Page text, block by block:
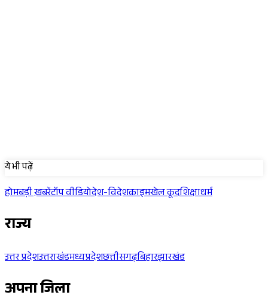
ये भी पढ़ें
होमबड़ी ख़बरेंटॉप वीडियोदेश-विदेशक्राइमखेल कूदशिक्षाधर्म
राज्य
उत्तर प्रदेशउत्तराखंडमध्यप्रदेशछत्तीसगढ़बिहारझारखंड
अपना जिला